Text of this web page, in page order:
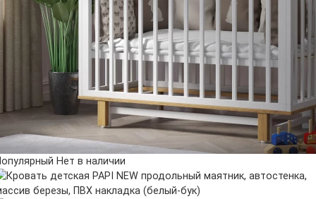
Нет в наличии